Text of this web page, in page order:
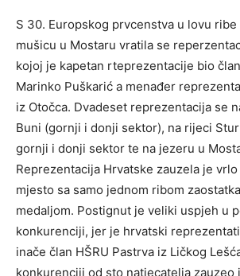
S 30. Europskog prvcenstva u lovu ribe
mušicu u Mostaru vratila se
kojoj je kapetan rteprezentacije bio
Marinko Puškarić a menađer
iz Otočca. Dvadeset reprezentacija se
Buni (gornji i donji sektor), na rijeci
gornji i donji sektor te na jezeru u
Reprezentacija Hrvatske zauzela je
mjesto sa samo jednom ribom
medaljom. Postignut je veliki uspjeh u
konkurenciji, jer je hrvatski
inače član HŠRU Pastrva iz Ličkog
konkurenciji od sto natjecatelja zauzeo